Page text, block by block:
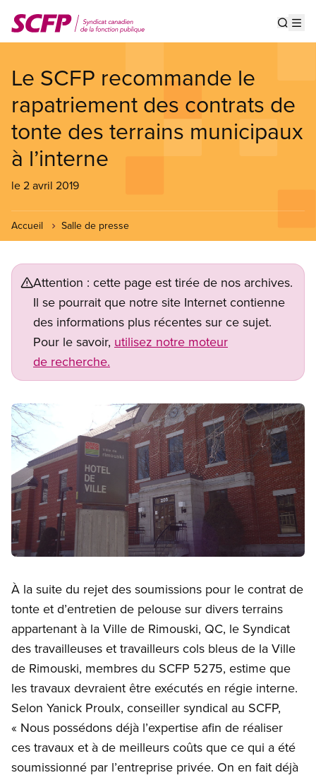
au
contenu
Le SCFP recommande le
rapatriement des contrats de
tonte des terrains municipaux
à l’interne
le 2 avril 2019
Accueil Salle de presse
Attention : cette page est tirée de nos archives.
Il se pourrait que notre site Internet contienne
des informations plus récentes sur ce sujet.
Pour le savoir, utilisez notre moteur
de recherche.
Image
À la suite du rejet des soumissions pour le contrat de
tonte et d’entretien de pelouse sur divers terrains
appartenant à la Ville de Rimouski, QC, le Syndicat
des travailleuses et travailleurs cols bleus de la Ville
de Rimouski, membres du SCFP 5275, estime que
les travaux devraient être exécutés en régie interne.
Selon Yanick Proulx, conseiller syndical au SCFP,
« Nous possédons déjà l’expertise afin de réaliser
ces travaux et à de meilleurs coûts que ce qui a été
soumissionné par l’entreprise privée. On en fait déjà